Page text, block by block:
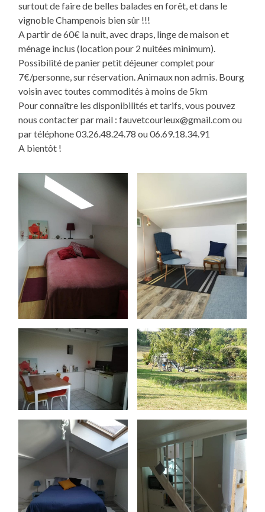
surtout de faire de belles balades en forêt, et dans le
vignoble Champenois bien sûr !!!
A partir de 60€ la nuit, avec draps, linge de maison et
ménage inclus (location pour 2 nuitées minimum).
Possibilité de panier petit déjeuner complet pour
7€/personne, sur réservation. Animaux non admis. Bourg
voisin avec toutes commodités à moins de 5km
Pour connaître les disponibilités et tarifs, vous pouvez
nous contacter par mail : fauvetcourleux@gmail.com ou
par téléphone 03.26.48.24.78 ou 06.69.18.34.91
A bientôt !